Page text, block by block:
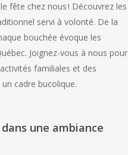
fête chez nous ! Découvrez les
servi à volonté. De la
bouchée évoque les
Joignez-vous à nous pour
familiales et des
cadre bucolique.
une ambiance